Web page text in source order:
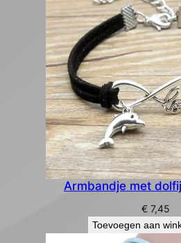
Armbandje met
€7,45
Toevoegen aan